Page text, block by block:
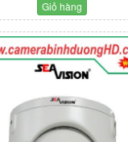
Giỏ hàng